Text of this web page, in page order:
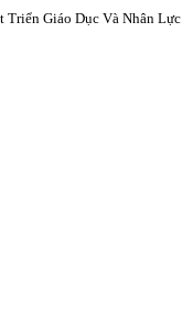
Triển Giáo Dục Và Nhân Lực